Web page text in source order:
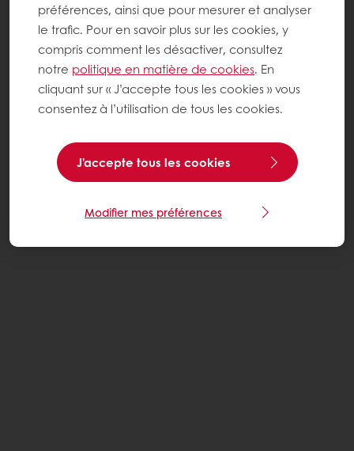
préférences, ainsi que pour mesurer et analyser
le trafic. Pour en savoir plus sur les cookies, y
compris comment les désactiver, consultez
notre politique en matière de cookies. En
cliquant sur « J’accepte tous les cookies » vous
consentez à l’utilisation de tous les cookies.
J'accepte tous les cookies
Modifier mes préférences